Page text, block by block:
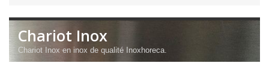
Chariot Inox
Chariot Inox en inox de qualité Inoxhoreca.